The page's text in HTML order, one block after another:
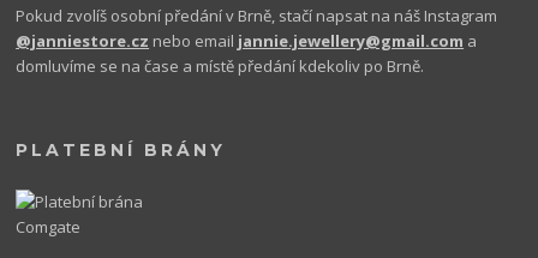
Pokud zvolíš osobní předání v Brně, stačí napsat na náš Instagram
@janniestore.cz nebo email jannie.jewellery@gmail.com a
domluvíme se na čase a místě předání kdekoliv po Brně.
PLATEBNÍ BRÁNY